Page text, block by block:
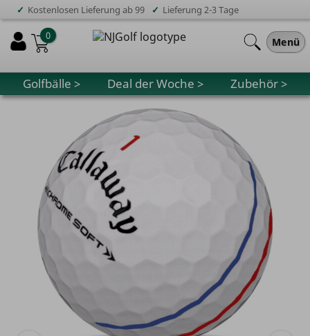
✓ Kostenlosen Lieferung ab 99 ✓ Lieferung 2-3 Tage
Menü
0
Golfbälle > Deal der Woche > Zubehör >